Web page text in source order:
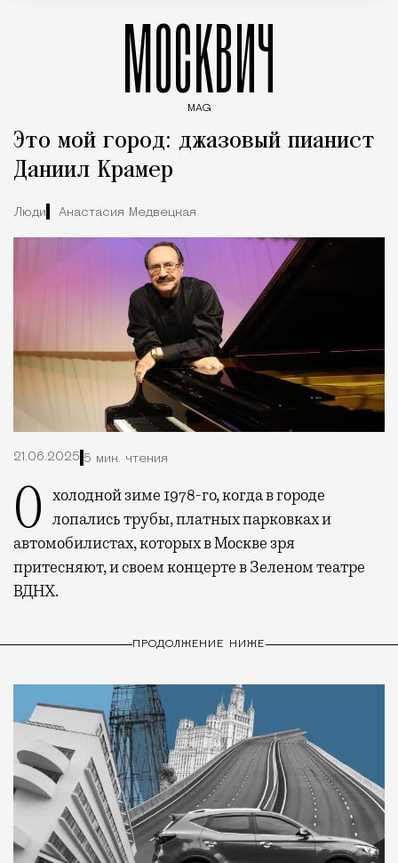
МОСКВИЧ
MAG
Это мой город: джазовый пианист
Даниил Крамер
Люди Анастасия Медвецкая
21.06.2025 5 мин. чтения
О холодной зиме 1978-го, когда в городе лопались трубы, платных парковках и
автомобилистах, которых в Москве зря
притесняют, и своем концерте в Зеленом театре
ВДНХ.
ПРОДОЛЖЕНИЕ НИЖЕ